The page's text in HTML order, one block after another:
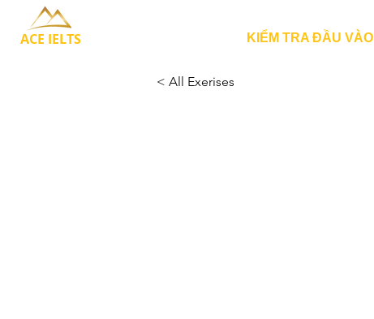
ACE IELTS KIỂM TRA ĐẦU VÀO
< All Exerises